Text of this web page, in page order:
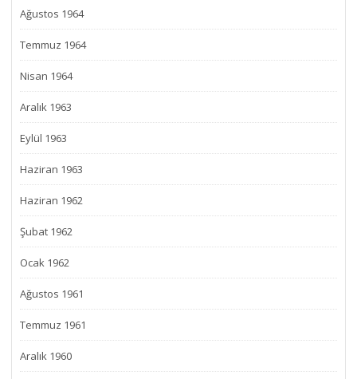
Ağustos 1964
Temmuz 1964
Nisan 1964
Aralık 1963
Eylül 1963
Haziran 1963
Haziran 1962
Şubat 1962
Ocak 1962
Ağustos 1961
Temmuz 1961
Aralık 1960